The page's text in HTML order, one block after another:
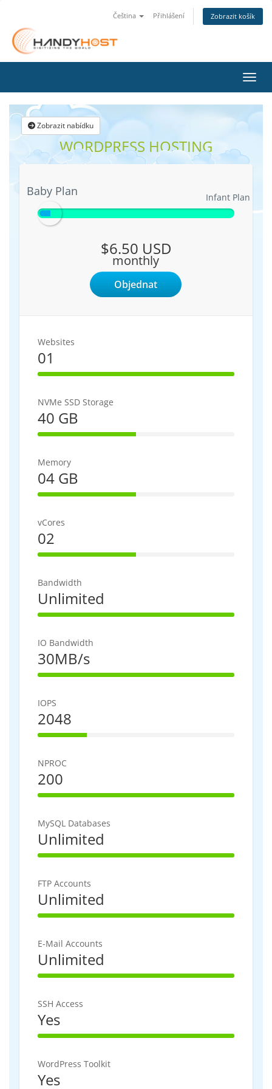
Čeština Přihlášení Zobrazit košík
Zobrazit nabídku
WORDPRESS HOSTING
Baby Plan
Baby Plan Infant Plan
$6.50 USD
monthly
Objednat
Websites
01
100% Complete
NVMe SSD Storage
40 GB
50% Complete
Memory
04 GB
50% Complete
vCores
02
50% Complete
Bandwidth
Unlimited
100% Complete
IO Bandwidth
30MB/s
100% Complete
IOPS
2048
25% Complete
NPROC
200
100% Complete
MySQL Databases
Unlimited
100% Complete
FTP Accounts
Unlimited
100% Complete
E-Mail Accounts
Unlimited
100% Complete
SSH Access
Yes
100% Complete
WordPress Toolkit
Yes